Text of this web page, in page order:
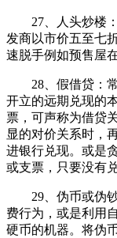
27、人头炒楼：
发商以市价五至七
速脱手例如预售屋
28、假借贷：常
开立的远期兑现的
票，可声称为借贷
显的对价关系时，
进银行兑现。或是
或支票，只要没有
29、伪币或伪钞
费行为，或是利用
硬币的机器。将伪